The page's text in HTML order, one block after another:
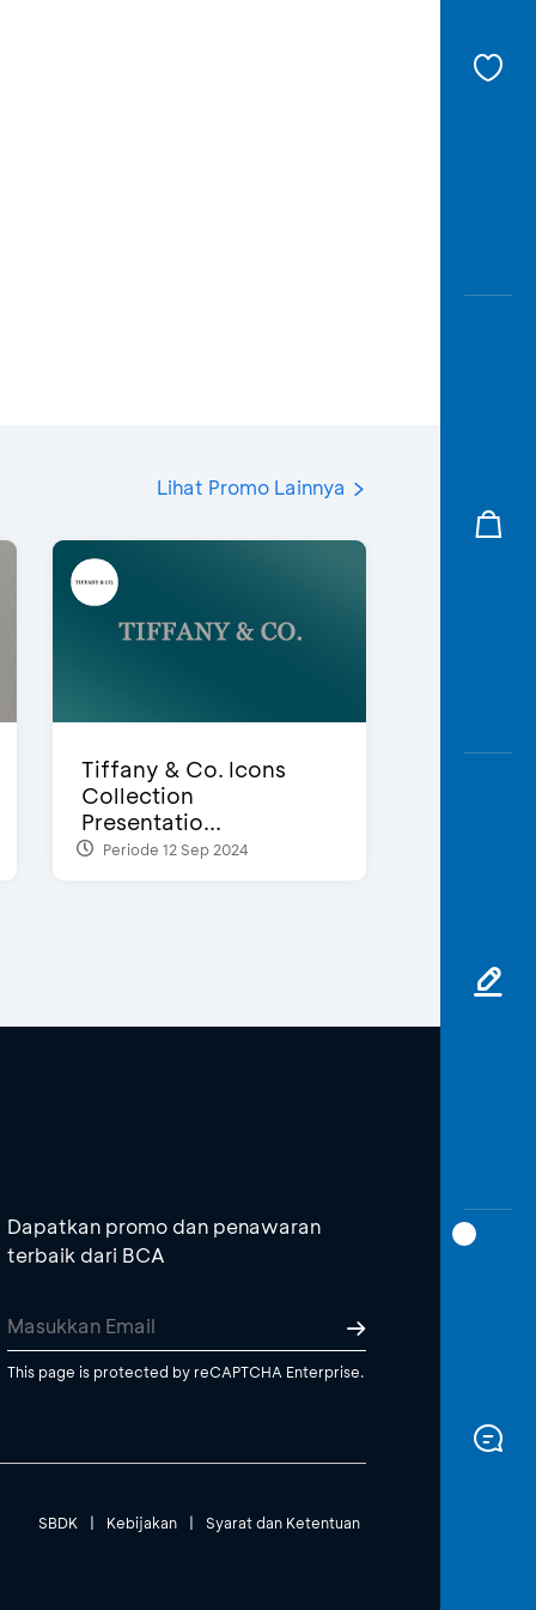
Lihat Promo Lainnya
Tiffany & Co. Icons
Collection
Presentatio...
Periode 12 Sep 2024
Dapatkan promo dan penawaran
terbaik dari BCA
This page is protected by reCAPTCHA Enterprise.
SBDK | Kebijakan | Syarat dan Ketentuan